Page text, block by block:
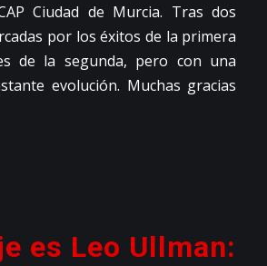
Ciudad de Murcia. Tras dos
por los éxitos de la primera
de la segunda, pero con una
evolución. Muchas gracias
es Leo Ullman: